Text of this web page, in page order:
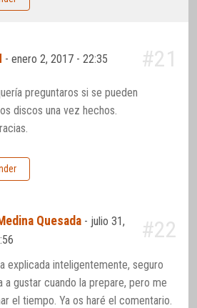
-enero 2, 2017 - 22:35 #21
preguntaros si se pueden
discos una vez hechos.
Quesada - julio 31,
#22
explicada inteligentemente, seguro
a gustar cuando la prepare, pero me
el tiempo. Ya os haré el comentario.